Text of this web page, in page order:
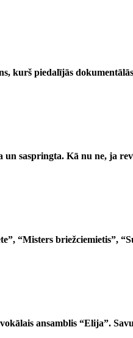
kurš piedalījās
un saspringta. Kā nu ne, ja
“Misters briežciemietis”,
ansamblis “Elija”.